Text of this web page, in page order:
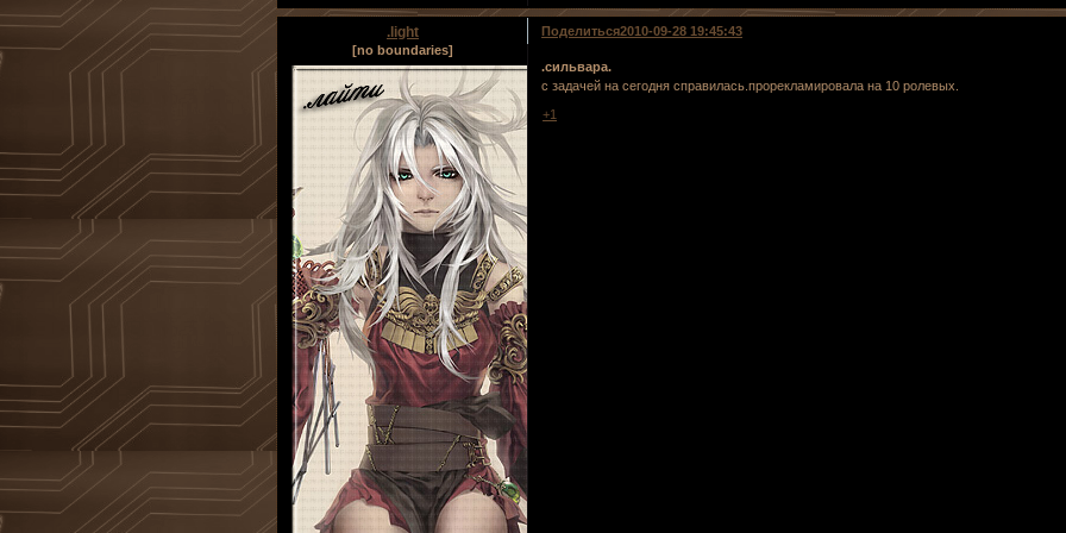
Поделиться2010-09-28 19:45:43
.light
[no boundaries]
.сильвара.
с задачей на сегодня справилась.прорекламировала на 10 ролевых.
+1